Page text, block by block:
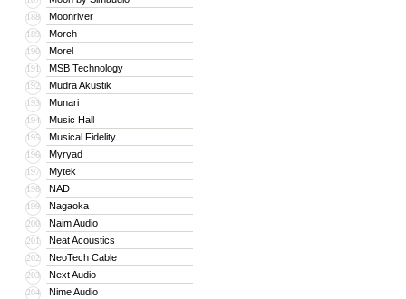
188 Moonriver
189 Morch
190 Morel
191 MSB Technology
192 Mudra Akustik
193 Munari
194 Music Hall
195 Musical Fidelity
196 Myryad
197 Mytek
198 NAD
199 Nagaoka
200 Naim Audio
201 Neat Acoustics
202 NeoTech Cable
203 Next Audio
204 Nime Audio